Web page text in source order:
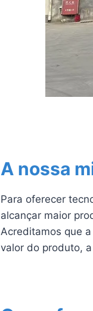
A nossa
Para oferecer
alcançar maior
Acreditamos que
valor do produto,